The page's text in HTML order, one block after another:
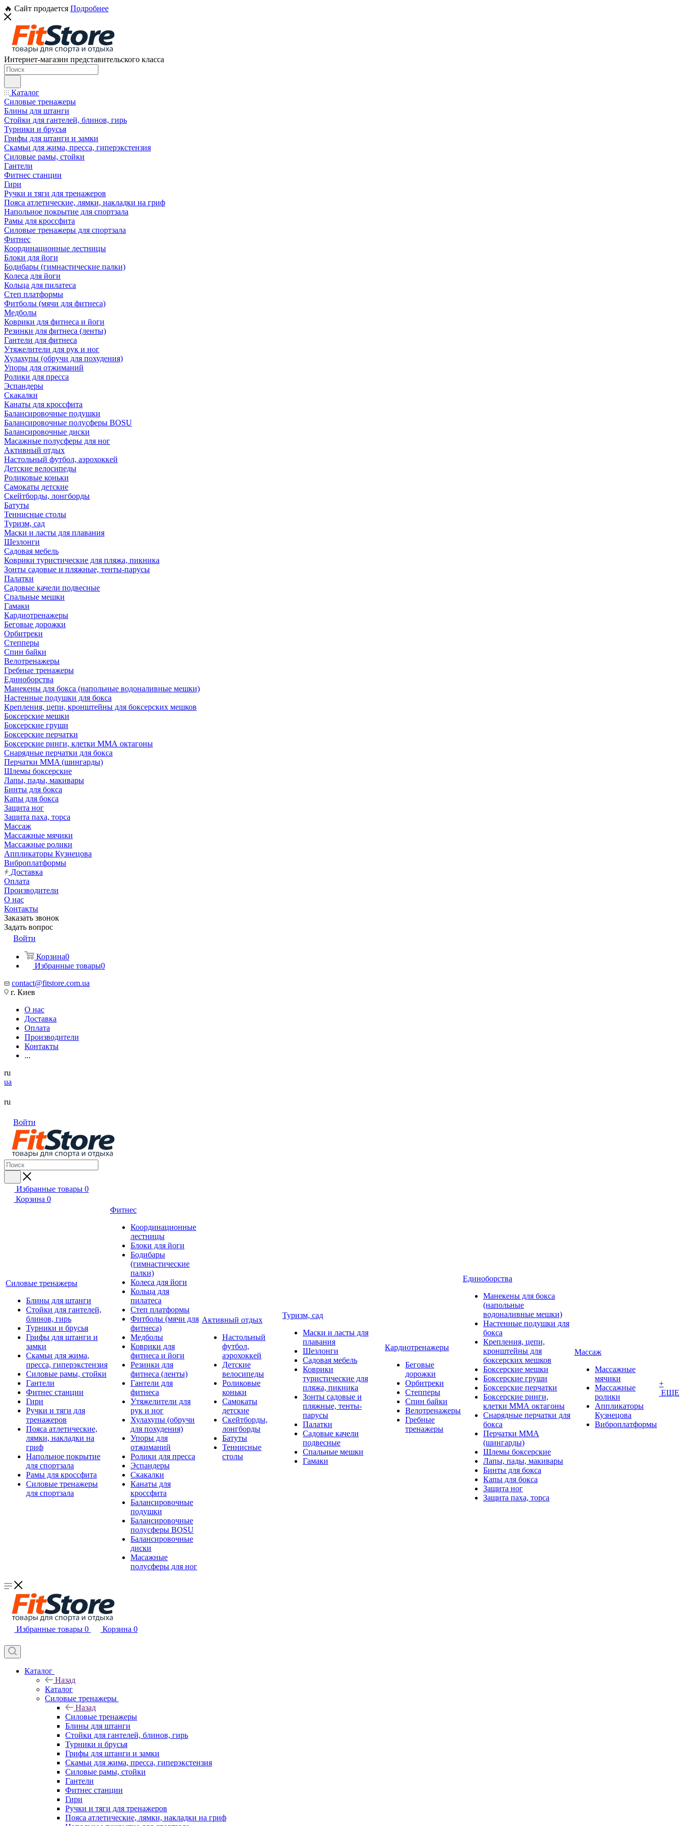
🔥 Сайт продается Подробнее
Интернет-магазин представительского класса
Каталог
Силовые тренажеры
Блины для штанги
Стойки для гантелей, блинов, гирь
Турники и брусья
Грифы для штанги и замки
Скамьи для жима, пресса, гиперэкстензия
Силовые рамы, стойки
Гантели
Фитнес станции
Гири
Ручки и тяги для тренажеров
Пояса атлетические, лямки, накладки на гриф
Напольное покрытие для спортзала
Рамы для кроссфита
Силовые тренажеры для спортзала
Фитнес
Координационные лестницы
Блоки для йоги
Бодибары (гимнастические палки)
Колеса для йоги
Кольца для пилатеса
Степ платформы
Фитболы (мячи для фитнеса)
Медболы
Коврики для фитнеса и йоги
Резинки для фитнеса (ленты)
Гантели для фитнеса
Утяжелители для рук и ног
Хулахупы (обручи для похудения)
Упоры для отжиманий
Ролики для пресса
Эспандеры
Скакалки
Канаты для кроссфита
Балансировочные подушки
Балансировочные полусферы BOSU
Балансировочные диски
Масажные полусферы для ног
Активный отдых
Настольный футбол, аэрохоккей
Детские велосипеды
Роликовые коньки
Самокаты детские
Скейтборды, лонгборды
Батуты
Теннисные столы
Туризм, сад
Маски и ласты для плавания
Шезлонги
Садовая мебель
Коврики туристические для пляжа, пикника
Зонты садовые и пляжные, тенты-парусы
Палатки
Садовые качели подвесные
Спальные мешки
Гамаки
Кардиотренажеры
Беговые дорожки
Орбитреки
Степперы
Спин байки
Велотренажеры
Гребные тренажеры
Единоборства
Манекены для бокса (напольные водоналивные мешки)
Настенные подушки для бокса
Крепления, цепи, кронштейны для боксерских мешков
Боксерские мешки
Боксерские груши
Боксерские перчатки
Боксерские ринги, клетки ММА октагоны
Снарядные перчатки для бокса
Перчатки MMA (шингарды)
Шлемы боксерские
Лапы, пады, макивары
Бинты для бокса
Капы для бокса
Защита ног
Защита паха, торса
Массаж
Массажные мячики
Массажные ролики
Аппликаторы Кузнецова
Виброплатформы
Доставка
Оплата
Производители
О нас
Контакты
Заказать звонок
Задать вопрос
Войти
Корзина0
Избранные товары0
contact@fitstore.com.ua
г. Киев
О нас
Доставка
Оплата
Производители
Контакты
...
ru
ua
ru
Войти
Избранные товары 0
Корзина 0
Силовые тренажеры
Блины для штанги
Стойки для гантелей,
блинов, гирь
Турники и брусья
Грифы для штанги и
замки
Скамьи для жима,
пресса, гиперэкстензия
Силовые рамы, стойки
Гантели
Фитнес станции
Гири
Ручки и тяги для
тренажеров
Пояса атлетические,
лямки, накладки на
гриф
Напольное покрытие
для спортзала
Рамы для кроссфита
Силовые тренажеры
для спортзала
Фитнес
Координационные
лестницы
Блоки для йоги
Бодибары
(гимнастические
палки)
Колеса для йоги
Кольца для
пилатеса
Степ платформы
Фитболы (мячи для
фитнеса)
Медболы
Коврики для
фитнеса и йоги
Резинки для
фитнеса (ленты)
Гантели для
фитнеса
Утяжелители для
рук и ног
Хулахупы (обручи
для похудения)
Упоры для
отжиманий
Ролики для пресса
Эспандеры
Скакалки
Канаты для
кроссфита
Балансировочные
подушки
Балансировочные
полусферы BOSU
Балансировочные
диски
Масажные
полусферы для ног
Активный отдых
Настольный
футбол,
аэрохоккей
Детские
велосипеды
Роликовые
коньки
Самокаты
детские
Скейтборды,
лонгборды
Батуты
Теннисные
столы
Туризм, сад
Маски и ласты для
плавания
Шезлонги
Садовая мебель
Коврики
туристические для
пляжа, пикника
Зонты садовые и
пляжные, тенты-
парусы
Палатки
Садовые качели
подвесные
Спальные мешки
Гамаки
Кардиотренажеры
Беговые
дорожки
Орбитреки
Степперы
Спин байки
Велотренажеры
Гребные
тренажеры
Единоборства
Манекены для бокса
(напольные
водоналивные мешки)
Настенные подушки для
бокса
Крепления, цепи,
кронштейны для
боксерских мешков
Боксерские мешки
Боксерские груши
Боксерские перчатки
Боксерские ринги,
клетки ММА октагоны
Снарядные перчатки для
бокса
Перчатки MMA
(шингарды)
Шлемы боксерские
Лапы, пады, макивары
Бинты для бокса
Капы для бокса
Защита ног
Защита паха, торса
Массаж
Массажные
мячики
Массажные
ролики
Аппликаторы
Кузнецова
Виброплатформы
+
ЕЩЕ
Избранные товары 0 Корзина 0
Каталог
Назад
Каталог
Силовые тренажеры
Назад
Силовые тренажеры
Блины для штанги
Стойки для гантелей, блинов, гирь
Турники и брусья
Грифы для штанги и замки
Скамьи для жима, пресса, гиперэкстензия
Силовые рамы, стойки
Гантели
Фитнес станции
Гири
Ручки и тяги для тренажеров
Пояса атлетические, лямки, накладки на гриф